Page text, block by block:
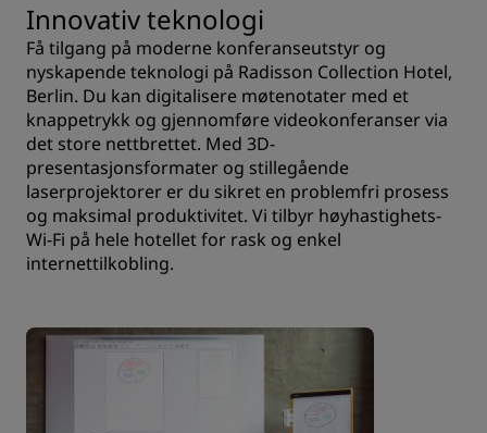
Innovativ teknologi
Få tilgang på moderne konferanseutstyr og
nyskapende teknologi på Radisson Collection Hotel,
Berlin. Du kan digitalisere møtenotater med et
knappetrykk og gjennomføre videokonferanser via
det store nettbrettet. Med 3D-
presentasjonsformater og stillegående
laserprojektorer er du sikret en problemfri prosess
og maksimal produktivitet. Vi tilbyr høyhastighets-
Wi-Fi på hele hotellet for rask og enkel
internettilkobling.